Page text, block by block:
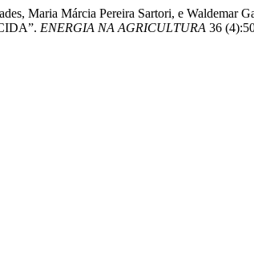
Maria Márcia Pereira Sartori, e
ENERGIA NA AGRICULTURA 36